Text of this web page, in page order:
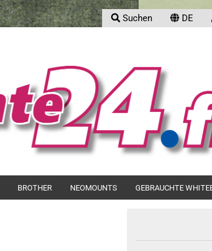
Suchen DE
Lieferland
E-Mail
Passwort
Konto erstellen
Passwort vergessen?
BROTHER NEOMOUNTS GEBRAUCHTE